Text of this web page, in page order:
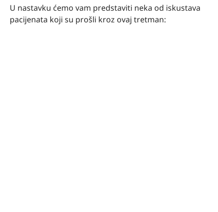
U nastavku ćemo vam predstaviti neka od iskustava
pacijenata koji su prošli kroz ovaj tretman: